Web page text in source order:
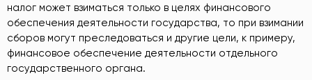
налог может взиматься только в целях финансового
обеспечения деятельности государства, то при взимании
сборов могут преследоваться и другие цели, к примеру,
финансовое обеспечение деятельности отдельного
государственного органа.